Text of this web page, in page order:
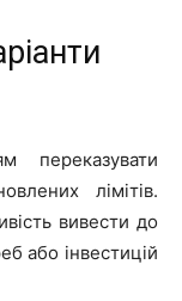
переказувати
лімітів.
вивести до
або інвестицій